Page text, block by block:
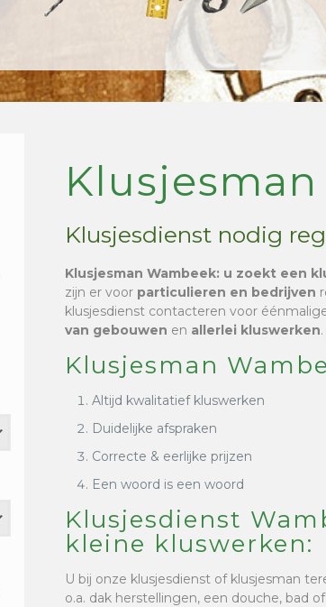
Klusjesdienst nodig
Klusjesman Wambeek: u zoekt een
zijn er voor particulieren en bedrijven
klusjesdienst contacteren voor
van gebouwen en allerlei kluswerken.
Klusjesman
Altijd kwalitatief kluswerken
Duidelijke afspraken
Correcte & eerlijke prijzen
Een woord is een woord
Klusjesdienst
kleine kluswerken:
U bij onze klusjesdienst of klusjesman
o.a. dak herstellingen, een douche, bad